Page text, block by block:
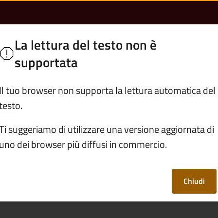
| Comune
Camonica "Civiltà delle pietre"
Servizi Vivere Cerveno
Documento (tecnico) di supporto Trasporti e
La lettura del testo non è
supportata
Il tuo browser non supporta la lettura automatica del
suggeriamo di utilizzare una versione aggiornata di
uno dei browser più diffusi in commercio.
Chiudi